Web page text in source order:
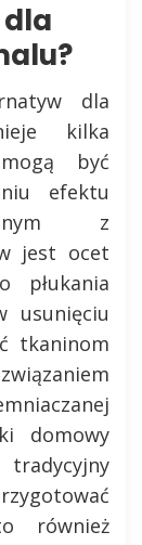
dla
kilka
być
efektu
z
jest ocet
płukania
usunięciu
tkaninom
domowy
również